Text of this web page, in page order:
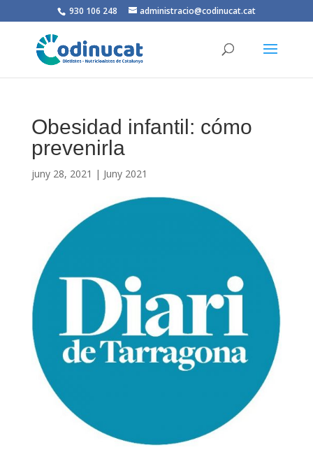
930 106 248 administracio@codinucat.cat
Obesidad infantil: cómo
prevenirla
juny 28, 2021 | Juny 2021